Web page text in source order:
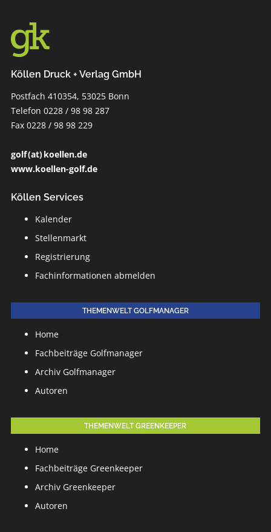
Köllen Druck + Verlag GmbH
Postfach 410354, 53025 Bonn
Telefon 0228 / 98 98 287
Fax 0228 / 98 98 229
golf (at) koellen.de
www.koellen-golf.de
Köllen Services
Kalender
Stellenmarkt
Registrierung
Fachinformationen abmelden
THEMENWELT GOLFMANAGER
Home
Fachbeiträge Golfmanager
Archiv Golfmanager
Autoren
THEMENWELT GREENKEEPER
Home
Fachbeiträge Greenkeeper
Archiv Greenkeeper
Autoren